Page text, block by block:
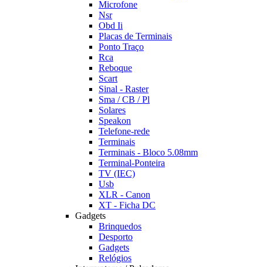
Microfone
Nsr
Obd Ii
Placas de Terminais
Ponto Traço
Rca
Reboque
Scart
Sinal - Raster
Sma / CB / Pl
Solares
Speakon
Telefone-rede
Terminais
Terminais - Bloco 5.08mm
Terminal-Ponteira
TV (IEC)
Usb
XLR - Canon
XT - Ficha DC
Gadgets
Brinquedos
Desporto
Gadgets
Relógios